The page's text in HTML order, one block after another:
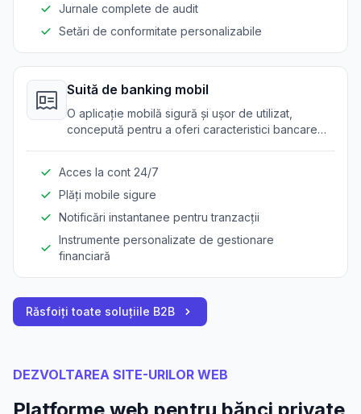
Jurnale complete de audit
Setări de conformitate personalizabile
Suită de banking mobil
O aplicație mobilă sigură și ușor de utilizat,
concepută pentru a oferi caracteristici bancare
Acces la cont 24/7
Plăți mobile sigure
Notificări instantanee pentru tranzacții
Instrumente personalizate de gestionare
financiară
Răsfoiți toate soluțiile B2B
DEZVOLTAREA SITE-URILOR WEB